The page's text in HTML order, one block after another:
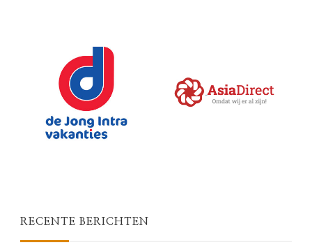
RECENTE BERICHTEN